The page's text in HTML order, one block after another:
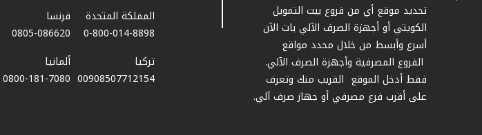
تحديد موقع أي من فروع بيت التمويل
الكويتي أو أجهزة الصرف الآلي بات الآن
أسرع وأبسط من خلال محدد مواقع
الفروع المصرفية وأجهزة الصرف الآلي.
فقط أدخل الموقع القريب منك وتعرف
على أقرب فرع مصرفي أو جهاز صرف آلي.
المملكة المتحدة
0-800-014-8898
فرنسا
0805-086620
تركيا
00908507712154​
ألمانيا
0800-181-7080